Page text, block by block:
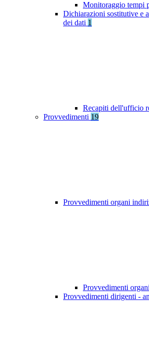
Monitoraggio tempi
Dichiarazioni sostitutive e
dei dati 1
Recapiti dell'ufficio
Provvedimenti 19
Provvedimenti organi
Provvedimenti
Provvedimenti dirigenti -